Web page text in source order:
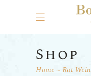
Shop
Home Rot Wein